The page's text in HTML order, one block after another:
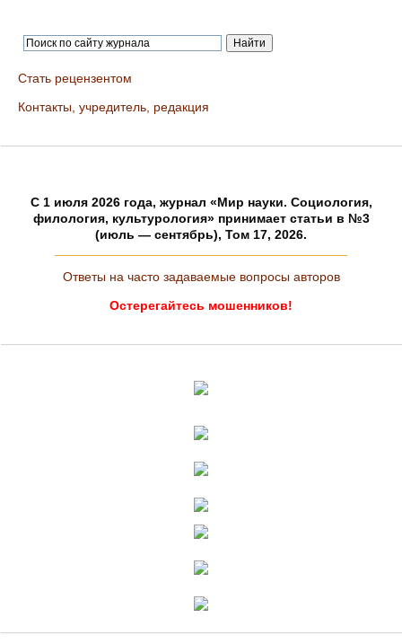
Стать рецензентом
Контакты, учредитель, редакция
C 1 июля 2026 года, журнал «Мир науки. Социология,
филология, культурология» принимает статьи в №3
(июль — сентябрь), Том 17, 2026.
Ответы на часто задаваемые вопросы авторов
Остерегайтесь мошенников!